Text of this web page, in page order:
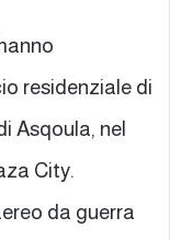
residenziale di
Asqoula, nel
City.
da guerra